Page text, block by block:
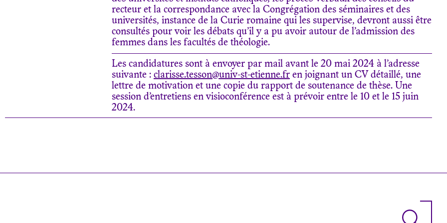
recteur et la correspondance avec la Congrégation des séminaires et des
universités, instance de la Curie romaine qui les supervise, devront aussi être
consultés pour voir les débats qu’il y a pu avoir autour de l’admission des
femmes dans les facultés de théologie.
Les candidatures sont à envoyer par mail avant le 20 mai 2024 à l’adresse
suivante : clarisse.tesson@univ-st-etienne.fren joignant un CV détaillé, une
lettre de motivation et une copie du rapport de soutenance de thèse. Une
session d’entretiens en visioconférence est à prévoir entre le 10 et le 15 juin
2024.